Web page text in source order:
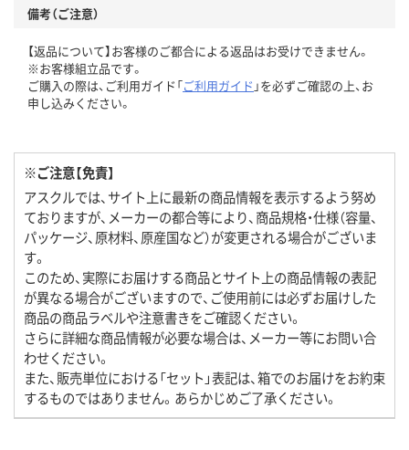
備考（ご注意）
【返品について】お客様のご都合による返品はお受けできません。
※お客様組立品です。
ご購入の際は、ご利用ガイド「ご利用ガイド 」を必ずご確認の上、お
申し込みください。
※ご注意【免責】
アスクルでは、サイト上に最新の商品情報を表示するよう努め
ておりますが、メーカーの都合等により、商品規格・仕様（容量、
パッケージ、原材料、原産国など）が変更される場合がございま
す。
このため、実際にお届けする商品とサイト上の商品情報の表記
が異なる場合がございますので、ご使用前には必ずお届けした
商品の商品ラベルや注意書きをご確認ください。
さらに詳細な商品情報が必要な場合は、メーカー等にお問い合
わせください。
また、販売単位における「セット」表記は、箱でのお届けをお約束
するものではありません。あらかじめご了承ください。